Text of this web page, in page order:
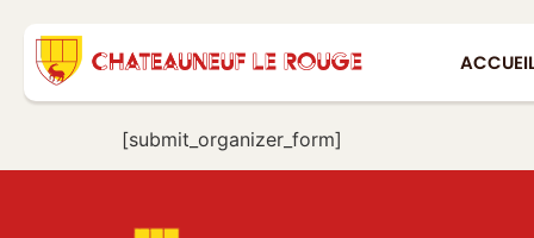
[submit_organizer_form]